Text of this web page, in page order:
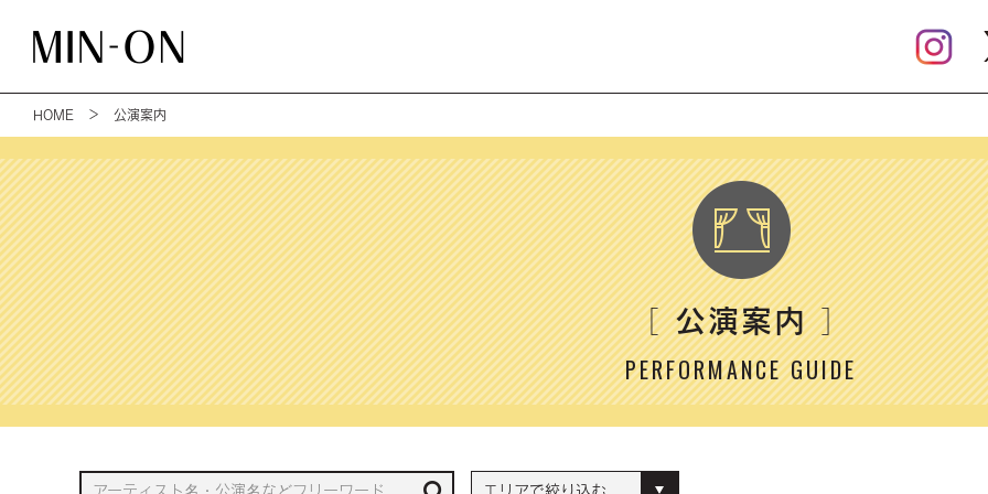
HOME ＞ 公演案内
［公演案内］
PERFORMANCE GUIDE